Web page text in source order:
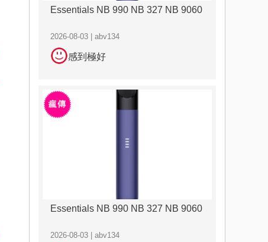
Essentials NB 990 NB 327 NB 9060
2026-08-03 | abv134
感到極好
Essentials NB 990 NB 327 NB 9060
2026-08-03 | abv134